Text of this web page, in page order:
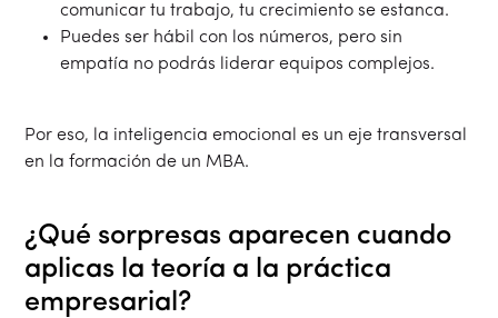
comunicar tu trabajo, tu crecimiento se estanca.
Puedes ser hábil con los números, pero sin
empatía no podrás liderar equipos complejos.
Por eso, la inteligencia emocional es un eje transversal
en la formación de un MBA.
¿Qué sorpresas aparecen cuando
aplicas la teoría a la práctica
empresarial?